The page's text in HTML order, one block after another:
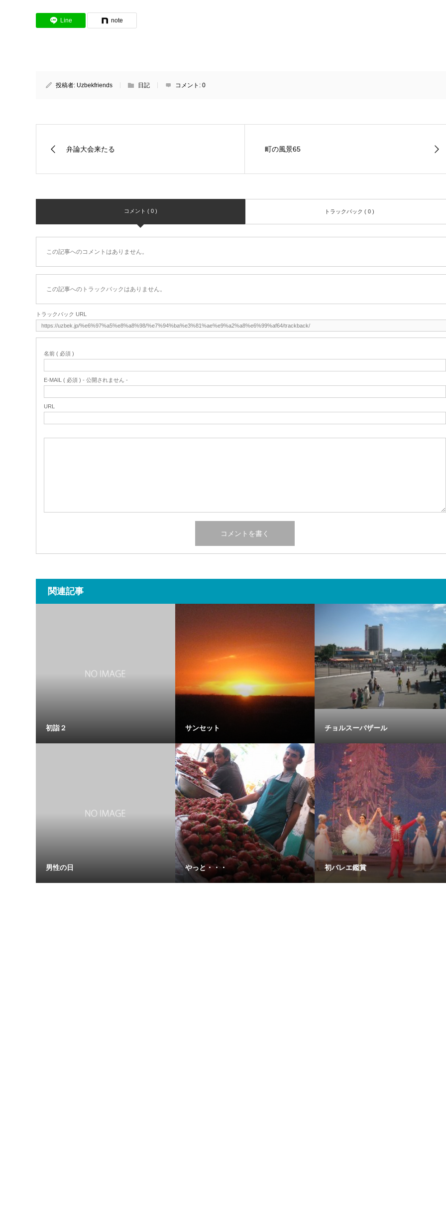
Line note
投稿者: Uzbekfriends 日記 コメント: 0
弁論大会来たる 町の風景65
コメント ( 0 ) トラックバック ( 0 )
この記事へのコメントはありません。
この記事へのトラックバックはありません。
トラックバック URL
名前 ( 必須 )
E-MAIL ( 必須 ) - 公開されません -
URL
関連記事
初詣２ サンセット チョルスーバザール
男性の日 やっと・・・ 初バレエ鑑賞